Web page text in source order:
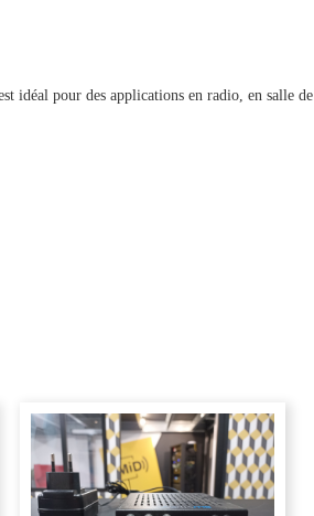
idéal pour des applications en radio, en salle de